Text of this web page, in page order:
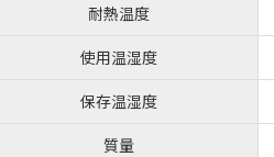
耐熱温度
使用温湿度
保存温湿度
質量